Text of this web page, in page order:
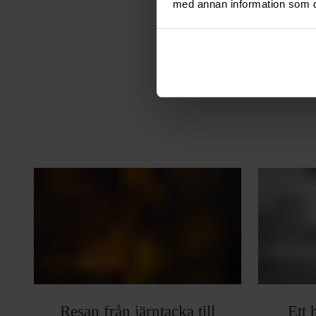
med annan information som
Resan från järntacka till
Ett